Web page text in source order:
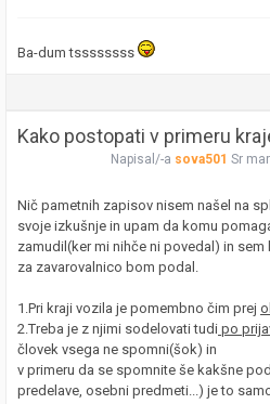
Ba-dum tssssssss
Kako postopati v primeru
Napisal/-a sova501 Sr
Nič pametnih zapisov nisem našel na
svoje izkušnje in upam da komu
zamudil(ker mi nihče ni povedal) in
za zavarovalnico bom podal.
1.Pri kraji vozila je pomembno čim prej
2.Treba je z njimi sodelovati tudi po
človek vsega ne spomni(šok) in
v primeru da se spomnite še kakšne
predelave, osebni predmeti...) je to